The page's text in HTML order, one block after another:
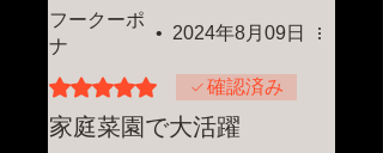
フークーポ
ナ
• 2024年8月09日
5つ星のうち5と評価されています。
確認済み
家庭菜園で大活躍